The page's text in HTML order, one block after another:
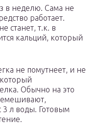
в неделю. Сама не
работает.
станет, т.к. в
кальций, который
не помутнеет, и не
Обычно на это
3 л воды. Готовым